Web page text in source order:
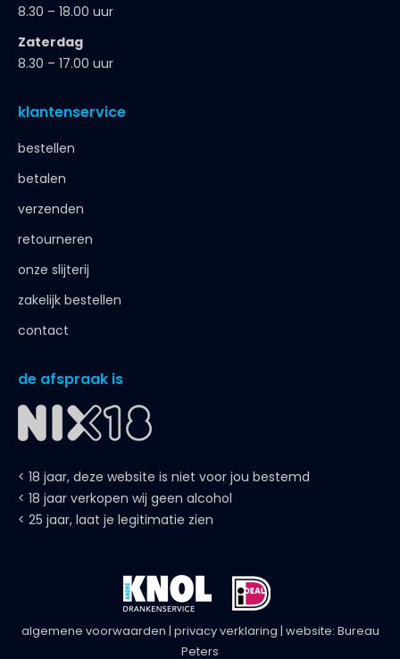
8.30 – 18.00 uur
Zaterdag
8.30 – 17.00 uur
klantenservice
bestellen
betalen
verzenden
retourneren
onze slijterij
zakelijk bestellen
contact
de afspraak is
< 18 jaar, deze website is niet voor jou bestemd
< 18 jaar verkopen wij geen alcohol
< 25 jaar, laat je legitimatie zien
algemene voorwaarden | privacy verklaring | website: Bureau
Peters